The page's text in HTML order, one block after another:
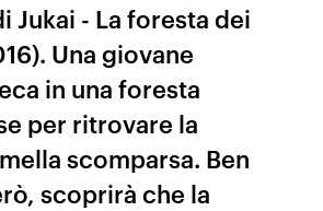
Jukai - La foresta dei
Una giovane
in una foresta
per ritrovare la
scomparsa. Ben
scoprirà che la